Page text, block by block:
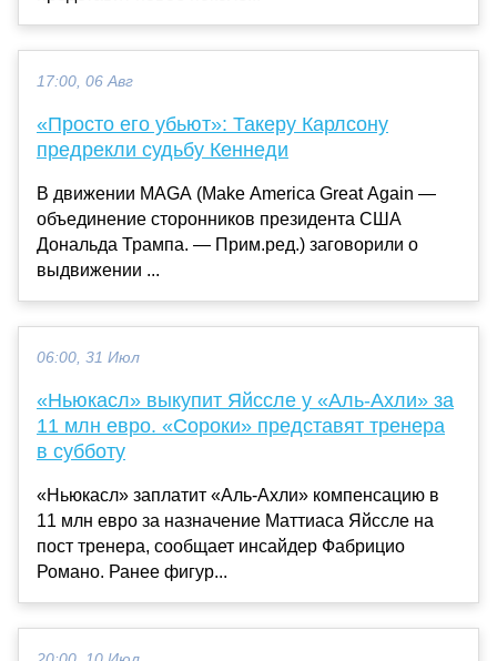
17:00, 06 Авг
«Просто его убьют»: Такеру Карлсону
предрекли судьбу Кеннеди
В движении MAGA (Make America Great Again —
объединение сторонников президента США
Дональда Трампа. — Прим.ред.) заговорили о
выдвижении ...
06:00, 31 Июл
«Ньюкасл» выкупит Яйссле у «Аль-Ахли» за
11 млн евро. «Сороки» представят тренера
в субботу
«Ньюкасл» заплатит «Аль-Ахли» компенсацию в
11 млн евро за назначение Маттиаса Яйссле на
пост тренера, сообщает инсайдер Фабрицио
Романо. Ранее фигур...